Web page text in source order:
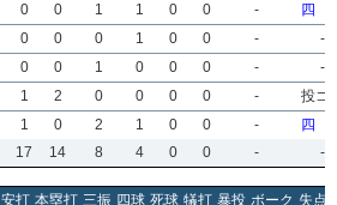
0 0 1 1 0 0 -
四
0 0 0 1 0 0 -
-
0 0 1 0 0 0 -
-
1 2 0 0 0 0 -
投ゴ
1 0 2 1 0 0 -
四
17 14 8 4 0 0 - -
安打 本塁打 三振 四球 死球 犠打 暴投 ボーク 失点